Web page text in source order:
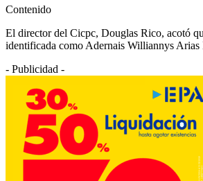
Contenido
El director del Cicpc, Douglas Rico, acotó
identificada como Adernais Williannys Arias
- Publicidad -